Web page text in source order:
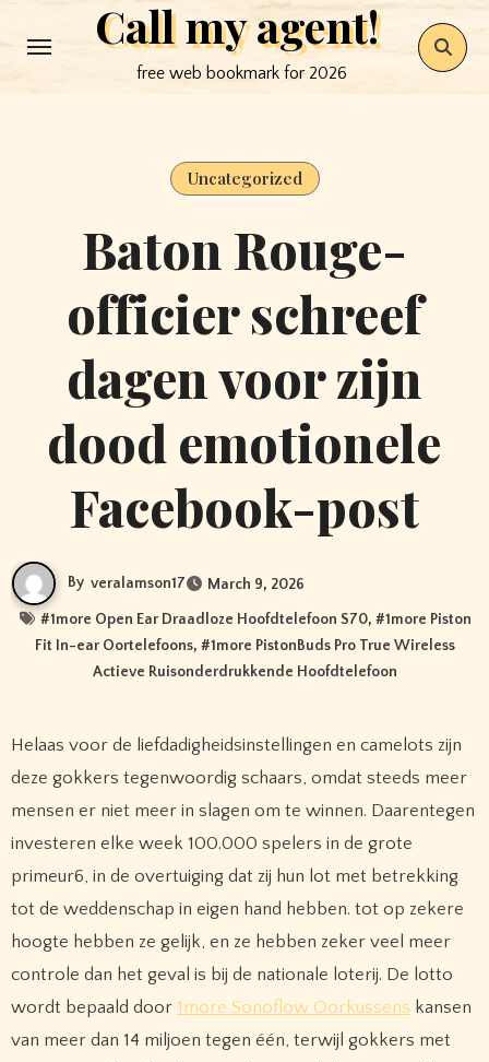
to
Call my agent!
free web bookmark for 2026
Uncategorized
Baton Rouge-
officier schreef
dagen voor zijn
dood emotionele
Facebook-post
By veralamson17 March 9, 2026
#1more Open Ear Draadloze Hoofdtelefoon S70, #1more Piston
Fit In-ear Oortelefoons, #1more PistonBuds Pro True Wireless
Actieve Ruisonderdrukkende Hoofdtelefoon
Helaas voor de liefdadigheidsinstellingen en camelots zijn
deze gokkers tegenwoordig schaars, omdat steeds meer
mensen er niet meer in slagen om te winnen. Daarentegen
investeren elke week 100.000 spelers in de grote
primeur6, in de overtuiging dat zij hun lot met betrekking
tot de weddenschap in eigen hand hebben. tot op zekere
hoogte hebben ze gelijk, en ze hebben zeker veel meer
controle dan het geval is bij de nationale loterij. De lotto
wordt bepaald door 1more Sonoflow Oorkussens kansen
van meer dan 14 miljoen tegen één, terwijl gokkers met